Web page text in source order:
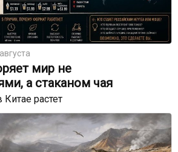
мир не
а стаканом чая
растет